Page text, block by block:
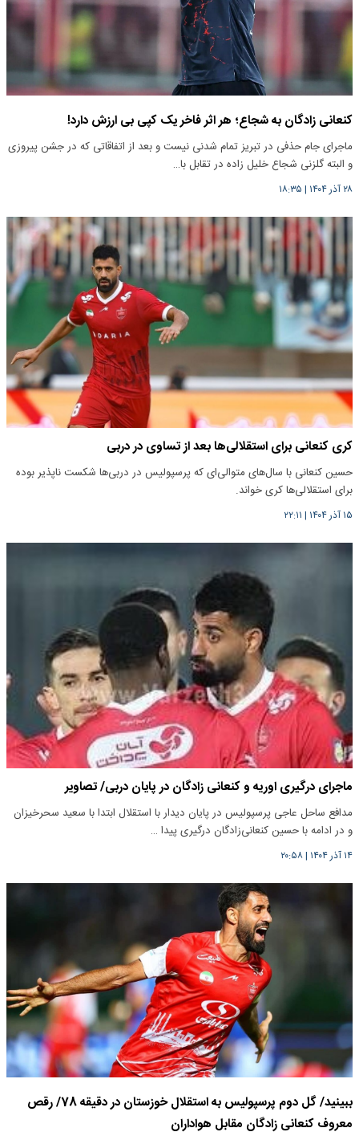
کنعانی زادگان به شجاع؛ هر اثر فاخر یک کپی بی ارزش دارد!
ماجرای جام حذفی در تبریز تمام شدنی نیست و بعد از اتفاقاتی که در جشن پیروزی
و البته گلزنی شجاع خلیل زاده در تقابل با…
۲۸ آذر ۱۴۰۴ | ۱۸:۳۵
کری کنعانی برای استقلالی‌ها بعد از تساوی در دربی
حسین کنعانی با سال‌های متوالی‌ای که پرسپولیس در دربی‌ها شکست ناپذیر بوده
برای استقلالی‌ها کری خواند.
۱۵ آذر ۱۴۰۴ | ۲۲:۱۱
ماجرای درگیری اوریه و کنعانی زادگان در پایان دربی/ تصاویر
مدافع ساحل عاجی پرسپولیس در پایان دیدار با استقلال ابتدا با سعید سحرخیزان
و در ادامه با حسین کنعانی‌زادگان درگیری پیدا …
۱۴ آذر ۱۴۰۴ |۲۰:۵۸
ببینید/ گل دوم پرسپولیس به استقلال خوزستان در دقیقه 78/ رقص
معروف کنعانی زادگان مقابل هواداران